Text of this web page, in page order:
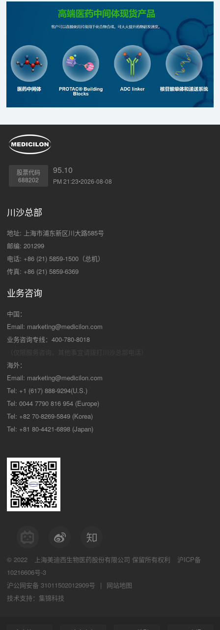
股票代码
688202
95.10
PM 21:23•2026-08-08
川沙总部
地址: 上海市浦东新区川大路585号
邮编: 201299
电话: +86 (21) 5859-1500（总机）
传真: +86 (21) 5859-6369
业务咨询
中国：
Email: marketing@medicilon.com
业务咨询专线：400-780-8018
海外：
Email: marketing@medicilon.com
Tel: +1 (617) 888-9294(U.S.)
Tel: 0044 7790 816 954 (Europe)
Tel: +82 70-8269-5849 (Korea)
Tel: +81 80-4421-6898 (Japan)
© 2022 上海美迪西生物医药股份有限公司 保留所有权利
沪ICP备
10216606号-3
沪公网安备 31011502012909号
|
网站地图
技术支持：集锦科技